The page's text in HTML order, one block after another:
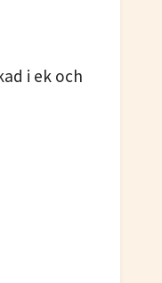
i ek och